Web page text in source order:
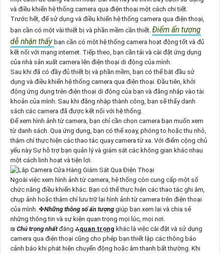
và điều khiển hệ thống camera qua điện thoại một cách chi tiết.
Trước hết, để sử dụng và điều khiển hệ thống camera qua điện thoại,
bạn cần có một vài thiết bị và phần mềm cần thiết. Điểm ấn tượng
dễ nhận thấy bạn cần có một hệ thống camera hoạt động tốt và đủ
kết nối với mạng internet. Tiếp theo, bạn cần tải và cài đặt ứng dụng
của nhà sản xuất camera lên điện thoại di động của mình.
Sau khi đã có đầy đủ thiết bị và phần mềm, bạn có thể bắt đầu sử
dụng và điều khiển hệ thống camera qua điện thoại. Đầu tiên, khởi
động ứng dụng trên điện thoại di động của bạn và đăng nhập vào tài
khoản của mình. Sau khi đăng nhập thành công, bạn sẽ thấy danh
sách các camera đã được kết nối với hệ thống.
Để xem hình ảnh từ camera, bạn chỉ cần chọn camera bạn muốn xem
từ danh sách. Qua ứng dụng, bạn có thể xoay, phóng to hoặc thu nhỏ,
thậm chí thực hiện các thao tác quay camera từ xa. Với điểm cộng chủ
yếu này Sự hỗ trợ bạn quản lý và giám sát các không gian khác nhau
một cách linh hoạt và tiện lợi.
Ngoài việc xem hình ảnh từ camera, hệ thống còn cung cấp một số
chức năng điều khiển khác. Bạn có thể thực hiện các thao tác ghi âm,
chụp ảnh hoặc thậm chí lưu trữ lại hình ảnh từ camera trên điện thoại
của mình. ✤Những thông số ấn tượnggiúp bạn xem lại và chia sẻ
những thông tin và sự kiện quan trọng mọi lúc, mọi nơi.
₪ Chú trọng nhấtđáng ⁂quan trọng khác là việc cài đặt và sử dụng
camera qua điện thoại cũng cho phép bạn thiết lập các thông báo
cảnh báo khi phát hiện chuyển động hoặc âm thanh bất thường. Khi